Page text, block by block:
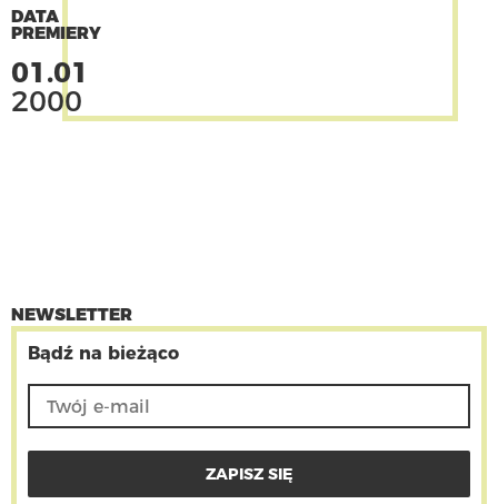
DATA
PREMIERY
01.01
2000
NEWSLETTER
Bądź na bieżąco